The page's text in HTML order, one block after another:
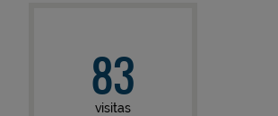
83
visitas